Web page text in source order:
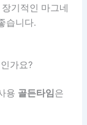
기적인 마그네
습니다.
가요?
용 골든타임 은